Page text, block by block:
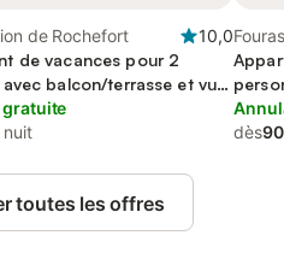
de Rochefort
10,0
de vacances pour 2
balcon/terrasse et vue
nuit
sur
dès
toutes les offres